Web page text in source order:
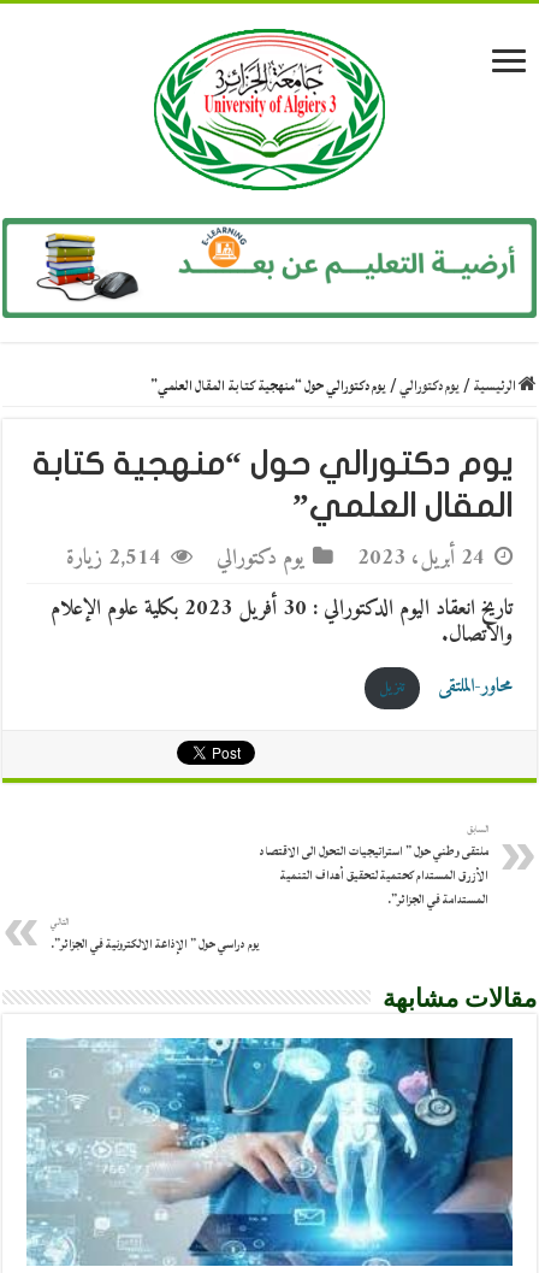
الرئيسية/يوم دكتورالي/يوم دكتورالي حول “منهجية كتابة المقال العلمي”
يوم دكتورالي حول “منهجية كتابة
المقال العلمي”
24 أبريل، 2023 يوم دكتورالي
2,514 زيارة
تاريخ انعقاد اليوم الدكتورالي : 30 أفريل 2023 بكلية علوم الإعلام
والاتصال.
محاور-الملتقى تنزيل
السابق
ملتقى وطني حول ” استراتيجيات التحول الى الاقتصاد
الأزرق المستدام كحتمية لتحقيق أهداف التنمية
المستدامة في الجزائر”.
التالي
يوم دراسي حول ” الإذاعة الالكترونية في الجزائر”.
مقالات مشابهة